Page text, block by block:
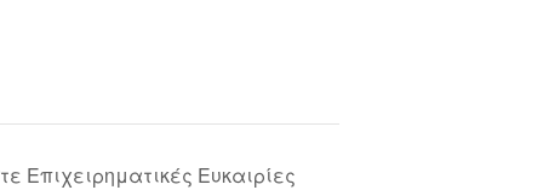
Επιχειρηματικές Ευκαιρίες